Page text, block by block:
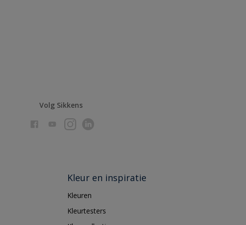
Volg Sikkens
Kleur en inspiratie
Kleuren
Kleurtesters